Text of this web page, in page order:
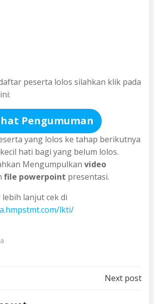
peserta lolos silahkan klik pada
Pengumuman
yang lolos ke tahap berikutnya
hati bagi yang belum lolos.
Mengumpulkan video
file powerpoint presentasi.
lanjut cek di
lkti/
Next post